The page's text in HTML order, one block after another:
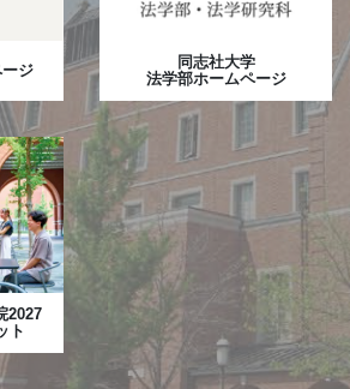
ジ
同志社大学
法学部ホームページ
2027
ト